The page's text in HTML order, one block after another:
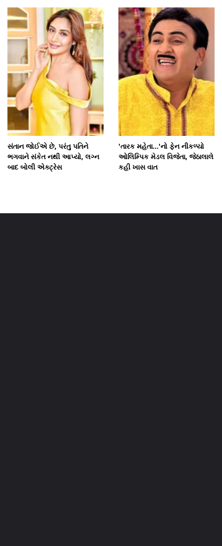
સંતાન જોઈએ છે, પરંતુ પતિને
ભગવાને સંકેત નથી આપ્યો, લગ્ન
બાદ બોલી એક્ટ્રેસ
'તારક મહેતા...'નો ફેન નીકળ્યો
ઓલિમ્પિક મેડલ વિજેતા, જેઠાલાલે
કહી ખાસ વાત